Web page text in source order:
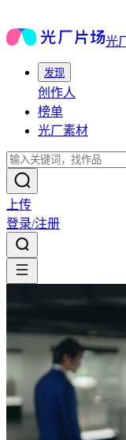
光
发现
创作人
榜单
光厂素材
上传
登录/注册